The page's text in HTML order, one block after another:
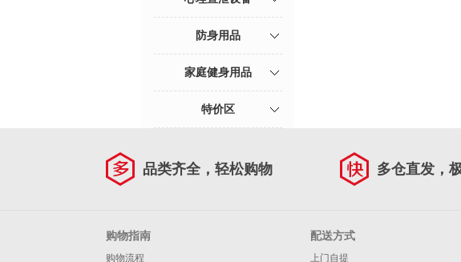
防身用品
家庭健身用品
特价区
品类齐全，轻松购物 多仓直发，
购物指南
购物流程
配送方式
上门自提